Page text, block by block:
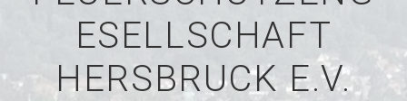
ESELLSCHAFT
HERSBRUCK E.V.